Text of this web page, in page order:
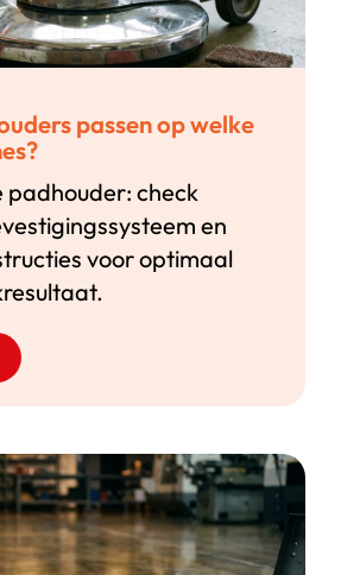
passen op welke
padhouder: check
en
voor optimaal